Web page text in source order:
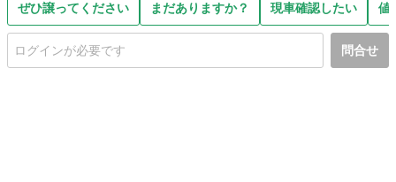
ぜひ譲ってください まだありますか？ 現車確認したい 値
問合せ